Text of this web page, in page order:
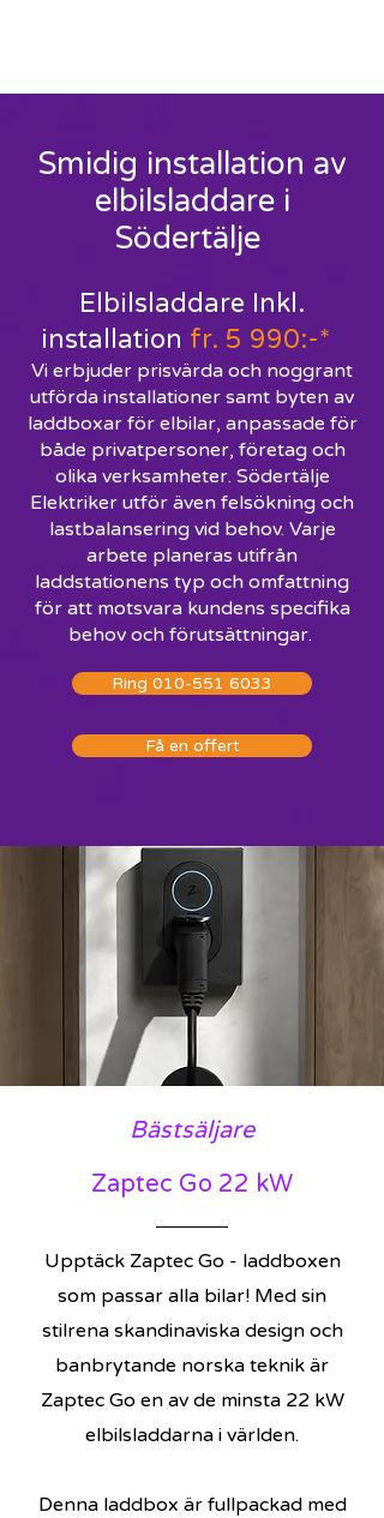
Smidig installation av
elbilsladdare i
Södertälje
Elbilsladdare Inkl.
installation fr. 5 990:-*
Vi erbjuder prisvärda och noggrant
utförda installationer samt byten av
laddboxar för elbilar, anpassade för
både privatpersoner, företag och
olika verksamheter. Södertälje
Elektriker utför även felsökning och
lastbalansering vid behov. Varje
arbete planeras utifrån
laddstationens typ och omfattning
för att motsvara kundens specifika
behov och förutsättningar.
Ring 010-551 6033
Få en offert
Bästsäljare
Zaptec Go 22 kW
Upptäck Zaptec Go - laddboxen
som passar alla bilar! Med sin
stilrena skandinaviska design och
banbrytande norska teknik är
Zaptec Go en av de minsta 22 kW
elbilsladdarna i världen.
Denna laddbox är fullpackad med